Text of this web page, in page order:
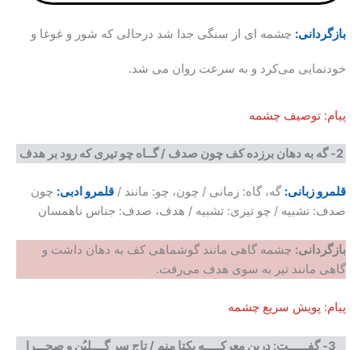
بازگردانی: چشمه ای از سنگی جدا شد درحالی که شور و غوغا و
خودنمایی می‌کرد و به سرعت روان می شد.
پیام: توصیف چشمه
2- گه به دهان برزده کف چون صدف /گــاه چو تیری که رود بر هدف
قلمرو زبانی: گه، گاه: زمانی / چون، چو: مانند / قلمرو ادبی: چون
صدف: تشبیه / چو تیری: تشبیه / هدف، صدف: جناس ناهمسان
بازگردانی: چشمه گاهی مانند گوشماهی کف به دهان داشت و
گاهی مانند تیر به سوی هدف می‌رفت.
پیام: پویش سریع چشمه
3- گفــــــت: درین معرکـــــه یکتا منم /تاج سر گــــلبُن و صحـــرا